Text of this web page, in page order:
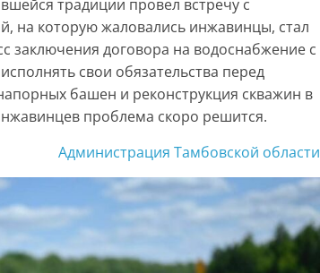
традиции провел встречу с
на которую жаловались инжавинцы, стал
заключения договора на водоснабжение с
свои обязательства перед
башен и реконструкция скважин в
проблема скоро решится.
Администрация Тамбовской области